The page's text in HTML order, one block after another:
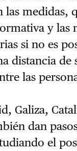
las medidas,
y las
si no es
distancia de
las
Galiza,
dan
el